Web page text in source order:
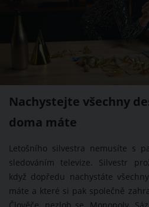
Nachystejte všechny
doma máte
Letošního silvestra nemusíte s
sledováním televize. Silvestr
když dopředu nachystáte
máte a které si pak společně